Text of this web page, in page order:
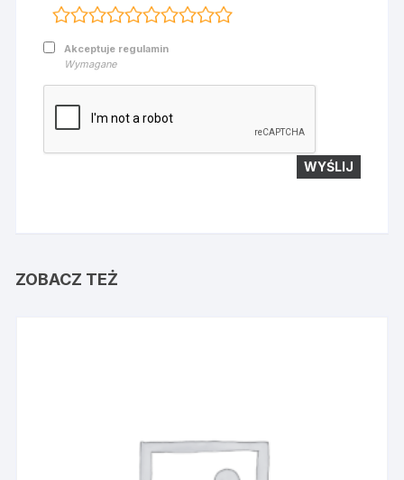
Akceptuje regulamin
Wymagane
ZOBACZ TEŻ